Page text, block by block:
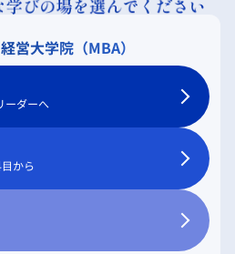
営大学院（MBA）
ーダーへ
から